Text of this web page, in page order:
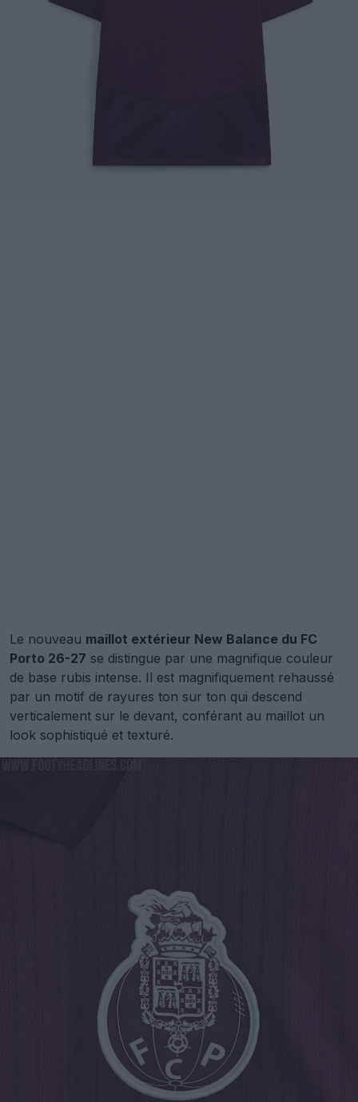
Le nouveau maillot extérieur New Balance du FC
Porto 26-27 se distingue par une magnifique couleur
de base rubis intense. Il est magnifiquement rehaussé
par un motif de rayures ton sur ton qui descend
verticalement sur le devant, conférant au maillot un
look sophistiqué et texturé.